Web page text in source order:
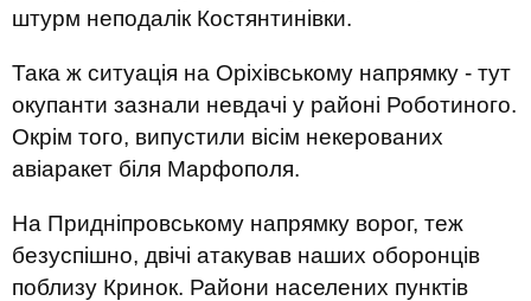
штурм неподалік Костянтинівки.
Така ж ситуація на Оріхівському напрямку - тут
окупанти зазнали невдачі у районі Роботиного.
Окрім того, випустили вісім некерованих
авіаракет біля Марфополя.
На Придніпровському напрямку ворог, теж
безуспішно, двічі атакував наших оборонців
поблизу Кринок. Райони населених пунктів